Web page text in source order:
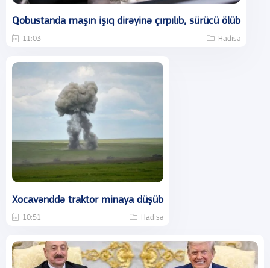
Qobustanda maşın işıq dirəyinə çırpılıb, sürücü ölüb
11:03 Hadisə
Xocavənddə traktor minaya düşüb
10:51 Hadisə